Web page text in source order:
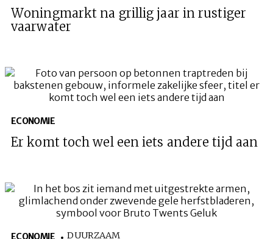
Woningmarkt na grillig jaar in rustiger
vaarwater
ECONOMIE
Er komt toch wel een iets andere tijd aan
ECONOMIE DUURZAAM